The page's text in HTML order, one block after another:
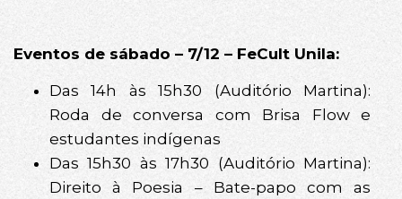
Eventos de sábado – 7/12 – FeCult Unila:
Das 14h às 15h30 (Auditório Martina):
Roda de conversa com Brisa Flow e
estudantes indígenas
Das 15h30 às 17h30 (Auditório Martina):
Direito à Poesia – Bate-papo com as